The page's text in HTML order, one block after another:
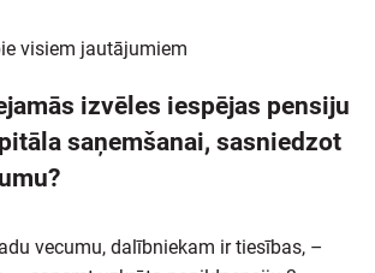
visiem jautājumiem
izvēles iespējas pensiju
saņemšanai, sasniedzot
vecumu, dalībniekam ir tiesības, –